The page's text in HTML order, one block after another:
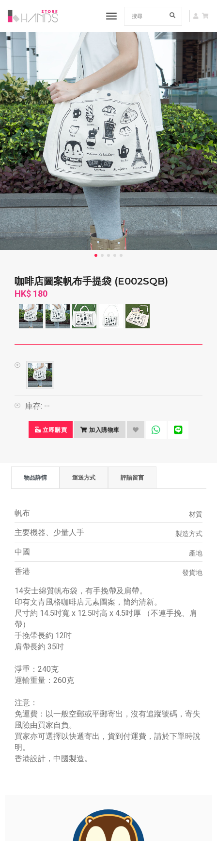
toggle navigation
咖啡店圖案帆布手提袋 (E002SQB)
HK$ 180
庫存: --
立即購買 加入購物車
物品詳情 運送方式 評語留言
材質
帆布
製造方式
主要機器、少量人手
產地
中國
發貨地
香港
14安士綿質帆布袋，有手挽帶及肩帶。
印有文青風格咖啡店元素圖案，簡約清新。
尺寸約 14.5吋寬 x 12.5吋高 x 4.5吋厚 （不連手挽、肩
帶）
手挽帶長約 12吋
肩帶長約 35吋
淨重：240克
運輸重量：260克
注意：
免運費：以一般空郵或平郵寄出，沒有追蹤號碼，寄失
風險由買家自負。
買家亦可選擇以快遞寄出，貨到付運費，請於下單時說
明。
香港設計，中國製造。